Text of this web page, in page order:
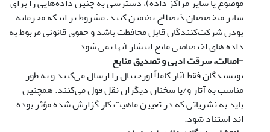
سایر متخصصان ذیصلاح تضمین کنند، مشروط بر اینکه محرمانه
بودن شرکت‌کنندگان قابل محافظت باشد و حقوق قانونی مربوط به
داده های اختصاصی مانع انتشار آنها نمی شود.
-اصالت، سرقت ادبی و تصدیق منابع
نویسندگان فقط آثار کاملاً اورجینال را ارسال می‌کنند و به طور
مناسب به آثار و/یا سخنان دیگران نقل قول می‌کنند. همچنین
باید به نشریاتی که در تعیین ماهیت کار گزارش شده مؤثر بوده
اند استناد شود.